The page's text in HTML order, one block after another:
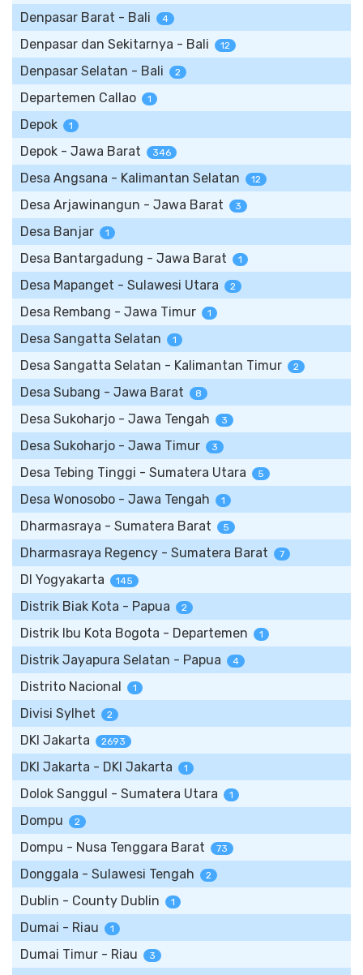
Denpasar Barat - Bali 4
Denpasar dan Sekitarnya - Bali 12
Denpasar Selatan - Bali 2
Departemen Callao 1
Depok 1
Depok - Jawa Barat 346
Desa Angsana - Kalimantan Selatan 12
Desa Arjawinangun - Jawa Barat 3
Desa Banjar 1
Desa Bantargadung - Jawa Barat 1
Desa Mapanget - Sulawesi Utara 2
Desa Rembang - Jawa Timur 1
Desa Sangatta Selatan 1
Desa Sangatta Selatan - Kalimantan Timur 2
Desa Subang - Jawa Barat 8
Desa Sukoharjo - Jawa Tengah 3
Desa Sukoharjo - Jawa Timur 3
Desa Tebing Tinggi - Sumatera Utara 5
Desa Wonosobo - Jawa Tengah 1
Dharmasraya - Sumatera Barat 5
Dharmasraya Regency - Sumatera Barat 7
DI Yogyakarta 145
Distrik Biak Kota - Papua 2
Distrik Ibu Kota Bogota - Departemen 1
Distrik Jayapura Selatan - Papua 4
Distrito Nacional 1
Divisi Sylhet 2
DKI Jakarta 2693
DKI Jakarta - DKI Jakarta 1
Dolok Sanggul - Sumatera Utara 1
Dompu 2
Dompu - Nusa Tenggara Barat 73
Donggala - Sulawesi Tengah 2
Dublin - County Dublin 1
Dumai - Riau 1
Dumai Timur - Riau 3